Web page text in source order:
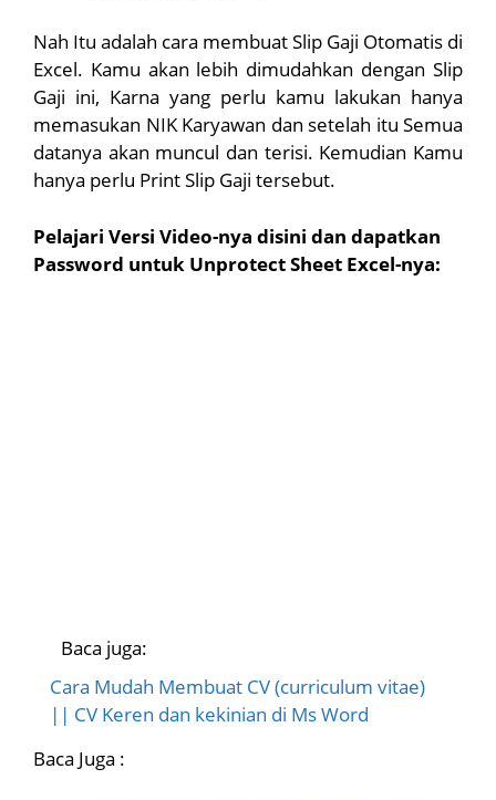
Nah Itu adalah cara membuat Slip Gaji Otomatis di
Excel. Kamu akan lebih dimudahkan dengan Slip
Gaji ini, Karna yang perlu kamu lakukan hanya
memasukan NIK Karyawan dan setelah itu Semua
datanya akan muncul dan terisi. Kemudian Kamu
hanya perlu Print Slip Gaji tersebut.
Pelajari Versi Video-nya disini dan dapatkan
Password untuk Unprotect Sheet Excel-nya:
Baca juga:
Cara Mudah Membuat CV (curriculum vitae)
|| CV Keren dan kekinian di Ms Word
Baca Juga :